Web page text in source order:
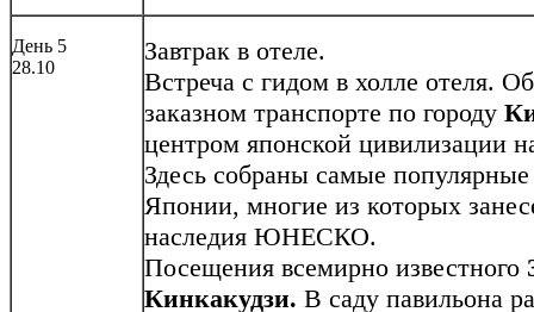
День 5
28.10
Завтрак в отеле.
Встреча с гидом в холле отеля.
заказном транспорте по городу
центром японской цивилизации
Здесь собраны самые
Японии, многие из которых
наследия ЮНЕСКО.
Посещения всемирно известного
Кинкакудзи. В саду павильона